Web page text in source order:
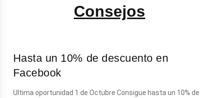
Consejos
Hasta un 10% de descuento en
Facebook
Ultima oportunidad 1 de Octubre Consigue hasta un 10% de